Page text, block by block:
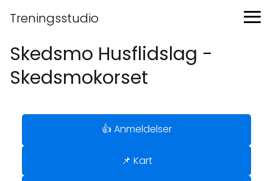
Treningsstudio
Skedsmo Husflidslag -
Skedsmokorset
👍 Anmeldelser
📌 Kart